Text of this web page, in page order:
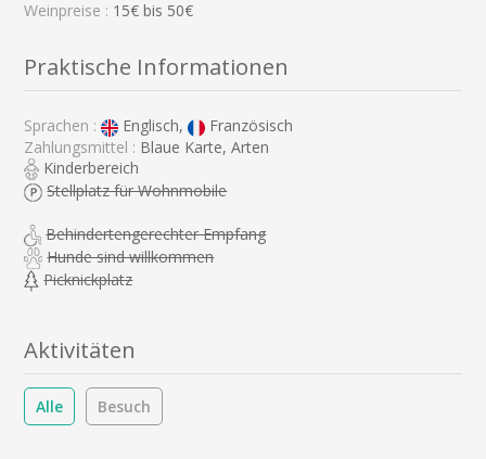
Weinpreise : 15€ bis 50€
Praktische Informationen
Sprachen : Englisch,
Französisch
Zahlungsmittel : Blaue Karte, Arten
Kinderbereich
Stellplatz für Wohnmobile
Behindertengerechter Empfang
Hunde sind willkommen
Picknickplatz
Aktivitäten
Alle Besuch